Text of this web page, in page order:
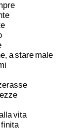
astare male
vita
finita